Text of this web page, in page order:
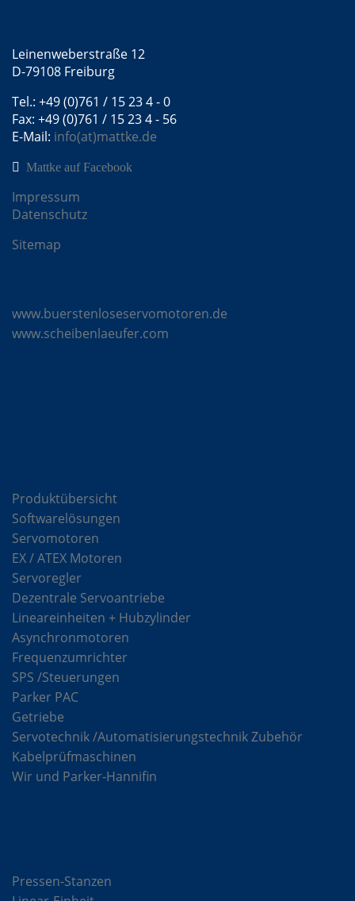
Leinenweberstraße 12
D-79108 Freiburg
Tel.: +49 (0)761 / 15 23 4 - 0
Fax: +49 (0)761 / 15 23 4 - 56
E-Mail: info(at)mattke.de
Mattke auf Facebook
Impressum
Datenschutz
Sitemap
www.buerstenloseservomotoren.de
www.scheibenlaeufer.com
Produktübersicht
Softwarelösungen
Servomotoren
EX / ATEX Motoren
Servoregler
Dezentrale Servoantriebe
Lineareinheiten + Hubzylinder
Asynchronmotoren
Frequenzumrichter
SPS /Steuerungen
Parker PAC
Getriebe
Servotechnik /Automatisierungstechnik Zubehör
Kabelprüfmaschinen
Wir und Parker-Hannifin
Pressen-Stanzen